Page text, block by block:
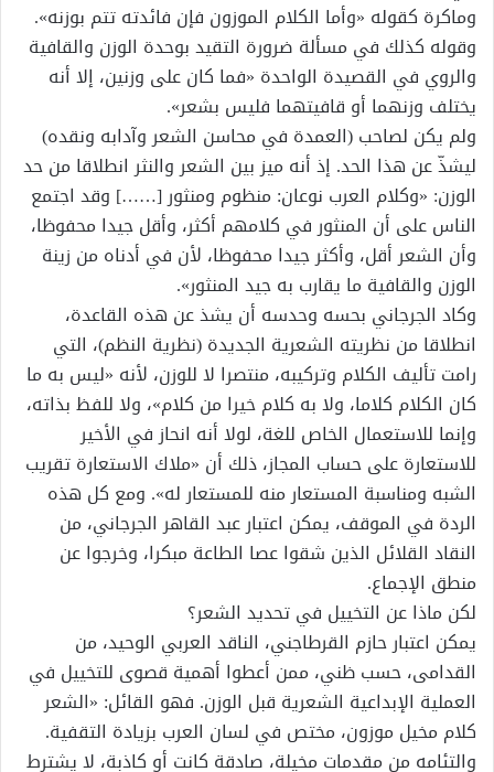
وماكرة كقوله «وأما الكلام الموزون فإن فائدته تتم بوزنه».
وقوله كذلك في مسألة ضرورة التقيد بوحدة الوزن والقافية
والروي في القصيدة الواحدة «فما كان على وزنين، إلا أنه
يختلف وزنهما أو قافيتهما فليس بشعر».
ولم يكن لصاحب (العمدة في محاسن الشعر وآدابه ونقده)
ليشذّ عن هذا الحد. إذ أنه ميز بين الشعر والنثر انطلاقا من حد
الوزن: «وكلام العرب نوعان: منظوم ومنثور [……] وقد اجتمع
الناس على أن المنثور في كلامهم أكثر، وأقل جيدا محفوظا،
وأن الشعر أقل، وأكثر جيدا محفوظا، لأن في أدناه من زينة
الوزن والقافية ما يقارب به جيد المنثور».
وكاد الجرجاني بحسه وحدسه أن يشذ عن هذه القاعدة،
انطلاقا من نظريته الشعرية الجديدة (نظرية النظم)، التي
رامت تأليف الكلام وتركيبه، منتصرا لا للوزن، لأنه «ليس به ما
كان الكلام كلاما، ولا به كلام خيرا من كلام»، ولا للفظ بذاته،
وإنما للاستعمال الخاص للغة، لولا أنه انحاز في الأخير
للاستعارة على حساب المجاز، ذلك أن «ملاك الاستعارة تقريب
الشبه ومناسبة المستعار منه للمستعار له». ومع كل هذه
الردة في الموقف، يمكن اعتبار عبد القاهر الجرجاني، من
النقاد القلائل الذين شقوا عصا الطاعة مبكرا، وخرجوا عن
منطق الإجماع.
لكن ماذا عن التخييل في تحديد الشعر؟
يمكن اعتبار حازم القرطاجني، الناقد العربي الوحيد، من
القدامى، حسب ظني، ممن أعطوا أهمية قصوى للتخييل في
العملية الإبداعية الشعرية قبل الوزن. فهو القائل: «الشعر
كلام مخيل موزون، مختص في لسان العرب بزيادة التقفية.
والتئامه من مقدمات مخيلة، صادقة كانت أو كاذبة، لا يشترط